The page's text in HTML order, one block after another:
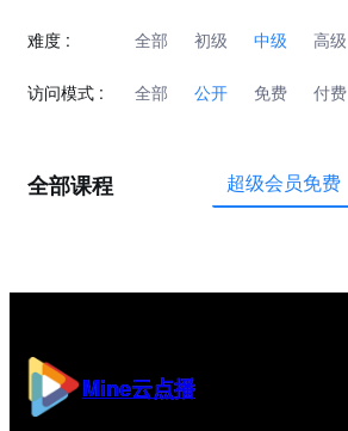
难度 : 全部 初级 中级 高级
访问模式 : 全部 公开 免费 付费
全部课程 超级会员免费
Mine云点播